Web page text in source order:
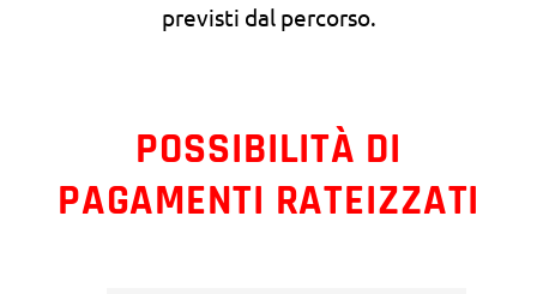
previsti dal percorso.
POSSIBILITÀ DI
PAGAMENTI RATEIZZATI